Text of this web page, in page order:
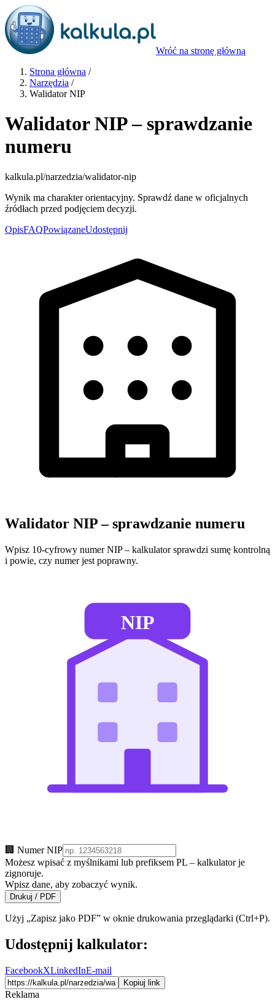
Wróć na stronę główną
Strona główna /
Narzędzia /
Walidator NIP
Walidator NIP – sprawdzanie
numeru
kalkula.pl/narzedzia/walidator-nip
Wynik ma charakter orientacyjny. Sprawdź dane w oficjalnych
źródłach przed podjęciem decyzji.
OpisFAQPowiązaneUdostępnij
Walidator NIP – sprawdzanie numeru
Wpisz 10-cyfrowy numer NIP – kalkulator sprawdzi sumę kontrolną
i powie, czy numer jest poprawny.
NIP
🏢 Numer NIP
Możesz wpisać z myślnikami lub prefiksem PL – kalkulator je
zignoruje.
Wpisz dane, aby zobaczyć wynik.
Drukuj / PDF
Użyj „Zapisz jako PDF” w oknie drukowania przeglądarki (Ctrl+P).
Udostępnij kalkulator:
FacebookXLinkedInE-mail
Kopiuj link
Reklama